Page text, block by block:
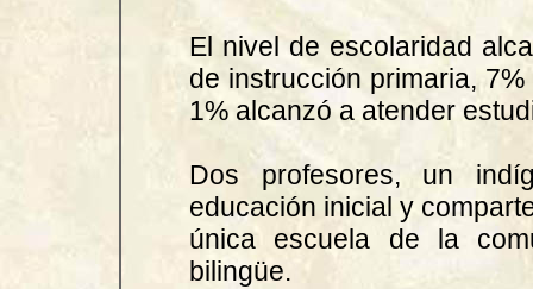
El nivel de escolaridad
de instrucción primaria,
1% alcanzó a atender
Dos profesores, un
educación inicial y
única escuela de la
bilingüe.